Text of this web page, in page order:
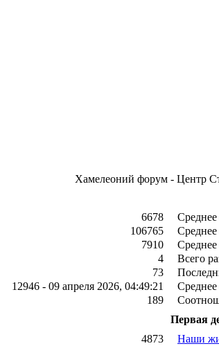
Хамелеоний форум - Центр
6678
106765
7910
4
73
12946 - 09 апреля 2026, 04:49:21
189
Среднее
Среднее
Всего
Среднее
Первая
4873
Наши